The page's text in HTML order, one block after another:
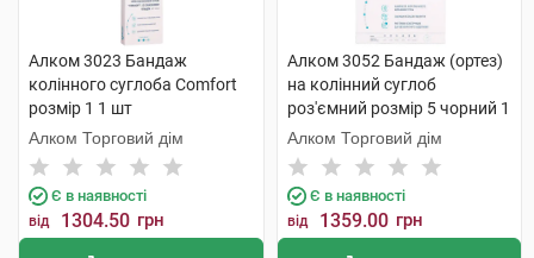
Алком 3023 Бандаж
колінного суглоба Comfort
розмір 1 1 шт
Алком Торговий дім
Є в наявності
від 1304.50 грн
Алком 3052 Бандаж (ортез)
на колінний суглоб
роз'ємний розмір 5 чорний 1
шт
Алком Торговий дім
Є в наявності
від 1359.00 грн